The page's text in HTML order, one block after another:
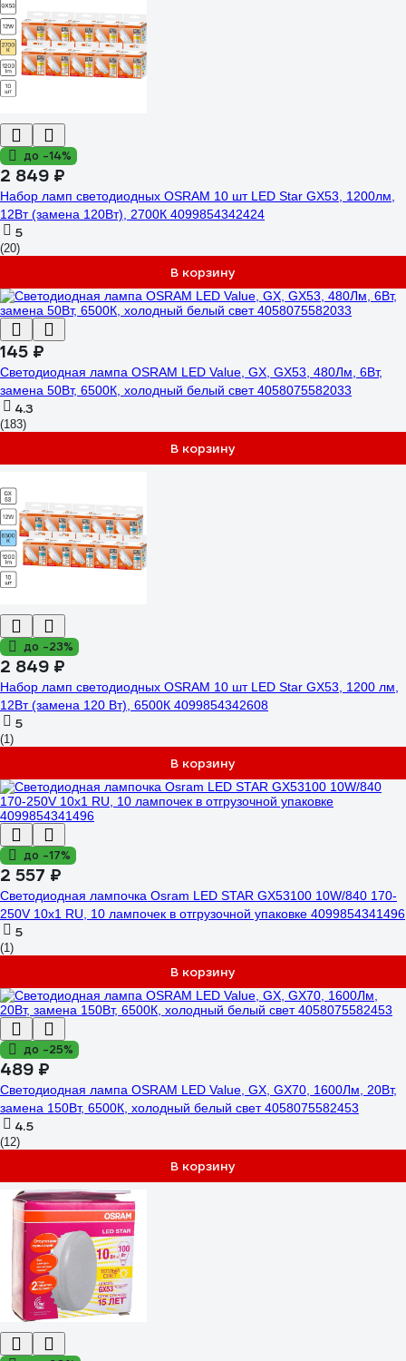
до -14%
2 849 ₽
Набор ламп светодиодных OSRAM 10 шт LED Star GX53, 1200лм,
12Вт (замена 120Вт), 2700К 4099854342424
5
(20)
В корзину
145 ₽
Светодиодная лампа OSRAM LED Value, GX, GX53, 480Лм, 6Вт,
замена 50Вт, 6500К, холодный белый свет 4058075582033
4.3
(183)
В корзину
до -23%
2 849 ₽
Набор ламп светодиодных OSRAM 10 шт LED Star GX53, 1200 лм,
12Вт (замена 120 Вт), 6500К 4099854342608
5
(1)
В корзину
до -17%
2 557 ₽
Светодиодная лампочка Osram LED STAR GX53100 10W/840 170-
250V 10x1 RU, 10 лампочек в отгрузочной упаковке 4099854341496
5
(1)
В корзину
до -25%
489 ₽
Светодиодная лампа OSRAM LED Value, GX, GX70, 1600Лм, 20Вт,
замена 150Вт, 6500К, холодный белый свет 4058075582453
4.5
(12)
В корзину